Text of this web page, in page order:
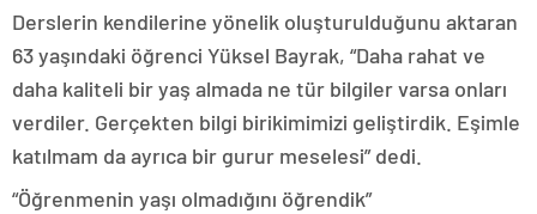
Derslerin kendilerine yönelik oluşturulduğunu aktaran
63 yaşındaki öğrenci Yüksel Bayrak, “Daha rahat ve
daha kaliteli bir yaş almada ne tür bilgiler varsa onları
verdiler. Gerçekten bilgi birikimimizi geliştirdik. Eşimle
katılmam da ayrıca bir gurur meselesi” dedi.
“Öğrenmenin yaşı olmadığını öğrendik”